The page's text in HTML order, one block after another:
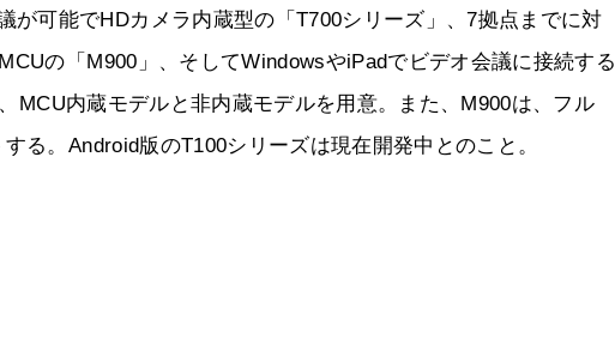
が可能でHDカメラ内蔵型の「T700シリーズ」、7拠点までに対
の「M900」、そしてWindowsやiPadでビデオ会議に接続する
MCU内蔵モデルと非内蔵モデルを用意。また、M900は、フル
る。Android版のT100シリーズは現在開発中とのこと。